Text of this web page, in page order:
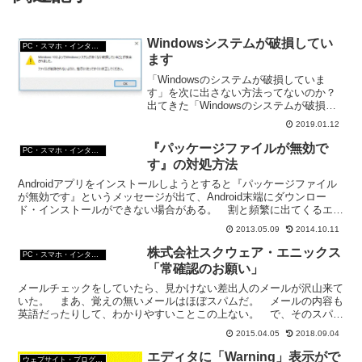
Windowsシステムが破損してい
ます
「Windowsのシステムが破損していま
す」を次に出さない方法ってないのか？
出てきた「Windowsのシステムが破損し
ています」が閉じられない時の対処方法
って？ちなみに「Windowsのシステムが
破損しています」は詐欺。出てきたら、
すぐに閉じるのが原則。
2019.01.12
『パッケージファイルが無効で
す』の対処方法
Androidアプリをインストールしようとすると『パッケージファイル
が無効です』というメッセージが出て、Android末端にダウンロー
ド・インストールができない場合がある。 割と頻繁に出てくるエラ
ーメッセージだ。 この、『パッケージファイル...2013.05.09 2014.10.11
PC・スマホ・インターネットトラブルの解消方法
株式会社スクウェア・エニックス
「常確認のお願い」
メールチェックをしていたら、見かけない差出人のメールが沢山来て
いた。 まあ、覚えの無いメールはほぼスパムだ。 メールの内容も
英語だったりして、わかりやすいことこの上ない。 で、そのスパム
メールの中で「常確認のお願い」という題名のメールがあっ...
2015.04.05 2018.09.04
エディタに「Warning」表示がで